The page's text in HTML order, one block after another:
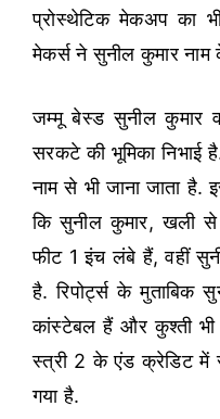
प्रोस्थेटिक मेकअप का
मेकर्स ने सुनील कुमार नाम
जम्मू बेस्ड सुनील कुमार
सरकटे की भूमिका निभाई
नाम से भी जाना जाता है.
कि सुनील कुमार, खली
फीट 1 इंच लंबे हैं, वहीं
है. रिपोर्ट्स के मुताबिक
कांस्टेबल हैं और कुश्ती
स्त्री 2 के एंड क्रेडिट में
गया है.